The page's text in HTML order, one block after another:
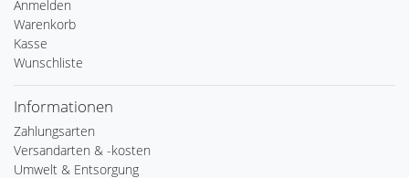
Anmelden
Warenkorb
Kasse
Wunschliste
Informationen
Zahlungsarten
Versandarten & -kosten
Umwelt & Entsorgung